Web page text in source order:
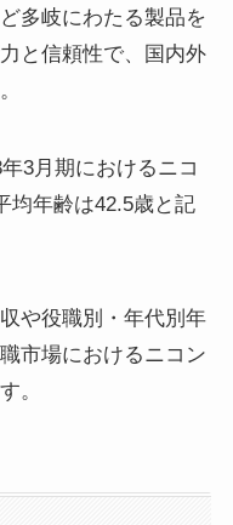
多岐にわたる製品を
と信頼性で、国内外
3月期におけるニコ
均年齢は42.5歳と記
や役職別・年代別年
市場におけるニコン
。